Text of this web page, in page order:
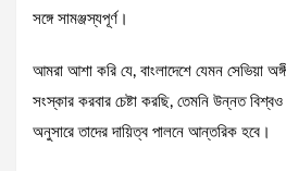
সঙ্গে সামঞ্জস্যপূর্ণ।
আমরা আশা করি যে, বাংলাদেশে যেমন সেভিয়া
সংস্কার করবার চেষ্টা করছি, তেমনি উন্নত বিশ্বও
অনুসারে তাদের দায়িত্ব পালনে আন্তরিক হবে।